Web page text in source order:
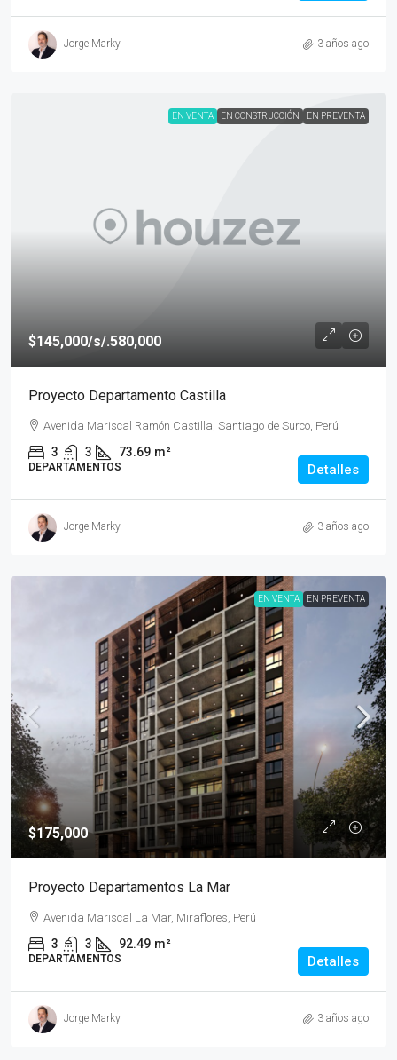
Jorge Marky 3 años ago
EN VENTA EN CONSTRUCCIÓN EN PREVENTA
$145,000/s/.580,000
Proyecto Departamento Castilla
Avenida Mariscal Ramón Castilla, Santiago de Surco, Perú
3 3 73.69 m²
DEPARTAMENTOS Detalles
Jorge Marky 3 años ago
EN VENTA EN PREVENTA
$175,000
Proyecto Departamentos La Mar
Avenida Mariscal La Mar, Miraflores, Perú
3 3 92.49 m²
DEPARTAMENTOS Detalles
Jorge Marky 3 años ago